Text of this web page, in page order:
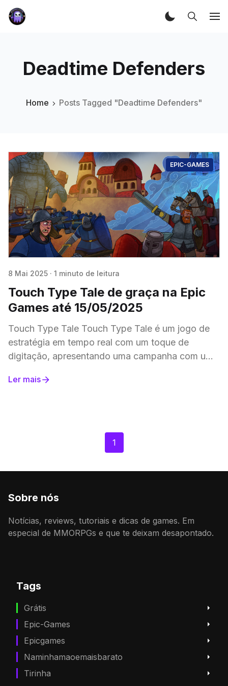
Deadtime Defenders
Home Posts Tagged "Deadtime Defenders"
EPIC-GAMES
8 Mai 2025 · 1 minuto de leitura
Touch Type Tale de graça na Epic
Games até 15/05/2025
Touch Type Tale Touch Type Tale é um jogo de
estratégia em tempo real com um toque de
digitação, apresentando uma campanha com uma
Ler mais
1
Sobre nós
Notícias, reviews, tutoriais e dicas de games. Em
especial de MMORPGs e que te deixam desapontado.
Tags
Grátis
Epic-Games
Epicgames
Naminhamaoemaisbarato
Tirinha